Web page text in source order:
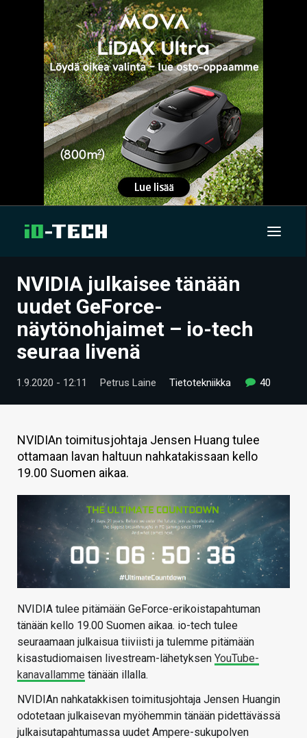
UUTISET
ARTIKKELIT
VIDEOT
TECHBBS
HINTA.FI
KAUPPA
VAIHDA TEEMA
HAKU
NVIDIA julkaisee tänään
uudet GeForce-
näytönohjaimet – io-tech
seuraa livenä
1.9.2020 - 12:11 Petrus Laine Tietotekniikka 40
NVIDIAn toimitusjohtaja Jensen Huang tulee
ottamaan lavan haltuun nahkatakissaan kello
19.00 Suomen aikaa.
NVIDIA tulee pitämään GeForce-erikoistapahtuman
tänään kello 19.00 Suomen aikaa. io-tech tulee
seuraamaan julkaisua tiiviisti ja tulemme pitämään
kisastudiomaisen livestream-lähetyksen YouTube-
kanavallamme tänään illalla.
NVIDIAn nahkatakkisen toimitusjohtaja Jensen Huangin
odotetaan julkaisevan myöhemmin tänään pidettävässä
julkaisutapahtumassa uudet Ampere-sukupolven